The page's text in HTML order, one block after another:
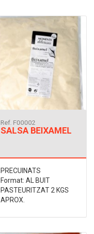
Ref. F00002
SALSA BEIXAMEL
PRECUINATS
Format: AL BUIT
PASTEURITZAT 2 KGS
APROX.